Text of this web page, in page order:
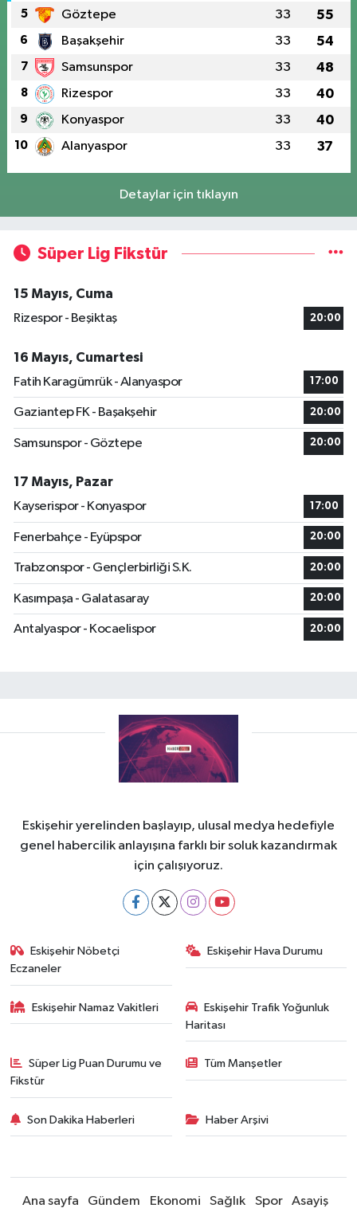
5 Göztepe 33 55
6 Başakşehir 33 54
7 Samsunspor 33 48
8 Rizespor 33 40
9 Konyaspor 33 40
10 Alanyaspor 33 37
Detaylar için tıklayın
Süper Lig Fikstür
15 Mayıs, Cuma
Rizespor - Beşiktaş
20:00
16 Mayıs, Cumartesi
Fatih Karagümrük - Alanyaspor
17:00
Gaziantep FK - Başakşehir 20:00
Samsunspor - Göztepe 20:00
17 Mayıs, Pazar
Kayserispor - Konyaspor
17:00
Fenerbahçe - Eyüpspor 20:00
Trabzonspor - Gençlerbirliği S.K. 20:00
Kasımpaşa - Galatasaray 20:00
Antalyaspor - Kocaelispor 20:00
Eskişehir yerelinden başlayıp, ulusal medya hedefiyle
genel habercilik anlayışına farklı bir soluk kazandırmak
için çalışıyoruz.
Eskişehir Nöbetçi
Eczaneler
Eskişehir Hava Durumu
Eskişehir Namaz Vakitleri
Eskişehir Trafik Yoğunluk
Haritası
Süper Lig Puan Durumu ve
Fikstür
Tüm Manşetler
Son Dakika Haberleri Haber Arşivi
Ana sayfa Gündem Ekonomi Sağlık Spor Asayiş